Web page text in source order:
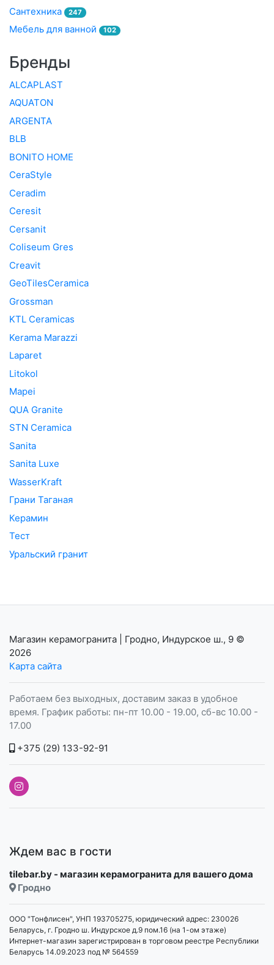
Сантехника 247
Мебель для ванной 102
Бренды
ALCAPLAST
AQUATON
ARGENTA
BLB
BONITO HOME
CeraStyle
Ceradim
Ceresit
Cersanit
Coliseum Gres
Creavit
GeoTilesCeramica
Grossman
KTL Ceramicas
Kerama Marazzi
Laparet
Litokol
Mapei
QUA Granite
STN Ceramica
Sanita
Sanita Luxe
WasserKraft
Грани Таганая
Керамин
Тест
Уральский гранит
Магазин керамогранита | Гродно, Индурское ш., 9 ©
2026
Карта сайта
Работаем без выходных, доставим заказ в удобное
время. График работы: пн-пт 10.00 - 19.00, сб-вс 10.00 -
17.00
+375 (29) 133-92-91
Ждем вас в гости
tilebar.by - магазин керамогранита для вашего дома
Гродно
ООО "Тонфлисен", УНП 193705275, юридический адрес: 230026
Беларусь, г. Гродно ш. Индурское д.9 пом.16 (на 1-ом этаже)
Интернет-магазин зарегистрирован в торговом реестре Республики
Беларусь 14.09.2023 под № 564559